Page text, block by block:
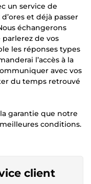
un service de
et déjà passer
échangerons
de vos
les réponses types
l’accès à la
avec vos
du temps retrouvé
garantie que notre
conditions.
client